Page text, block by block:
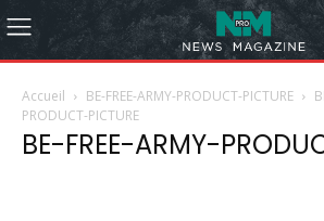
Accueil BE-FREE-ARMY-PRODUCT-PICTURE
PRODUCT-PICTURE
BE-FREE-ARMY-